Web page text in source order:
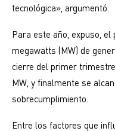
tecnológica», argumentó.
Para este año, expuso,
megawatts (MW) de
cierre del primer
MW, y finalmente se
sobrecumplimiento.
Entre los factores que